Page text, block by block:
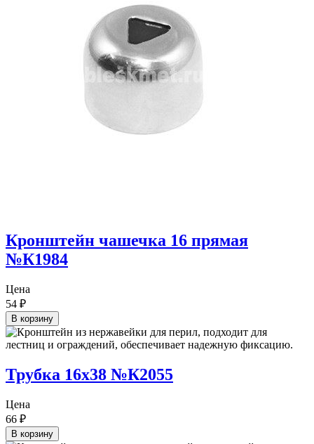
Кронштейн чашечка 16 прямая
№К1984
Цена
54 ₽
В корзину
Трубка 16х38 №К2055
Цена
66 ₽
В корзину